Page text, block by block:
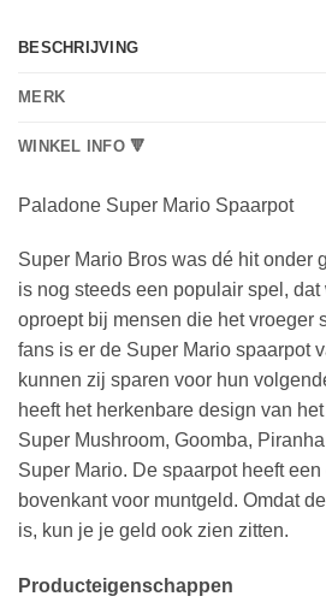
BESCHRIJVING
MERK
WINKEL INFO 🔻
Paladone Super Mario Spaarpot
Super Mario Bros was dé hit onder
is nog steeds een populair spel,
oproept bij mensen die het vroeger
fans is er de Super Mario spaarpot
kunnen zij sparen voor hun
heeft het herkenbare design van
Super Mushroom, Goomba,
Super Mario. De spaarpot heeft
bovenkant voor muntgeld. Omdat
is, kun je je geld ook zien zitten.
Producteigenschappen